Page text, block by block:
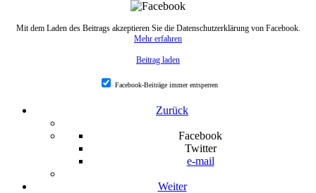
Mit dem Laden des Beitrags akzeptieren Sie die Datenschutzerklärung von Facebook.
Mehr erfahren
Beitrag laden
Facebook-Beiträge immer entsperren
Zurück
Facebook
Twitter
e-mail
Weiter